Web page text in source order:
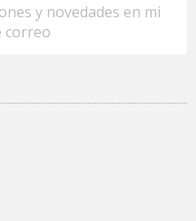
y novedades en mi
correo